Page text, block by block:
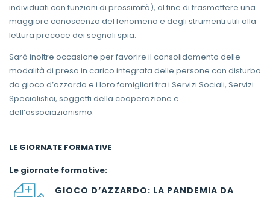
individuati con funzioni di prossimità), al fine di trasmettere una
maggiore conoscenza del fenomeno e degli strumenti utili alla
lettura precoce dei segnali spia.
Sarà inoltre occasione per favorire il consolidamento delle
modalità di presa in carico integrata delle persone con disturbo
da gioco d’azzardo e i loro famigliari tra i Servizi Sociali, Servizi
Specialistici, soggetti della cooperazione e
dell’associazionismo.
LE GIORNATE FORMATIVE
Le giornate formative:
GIOCO D’AZZARDO: LA PANDEMIA DA